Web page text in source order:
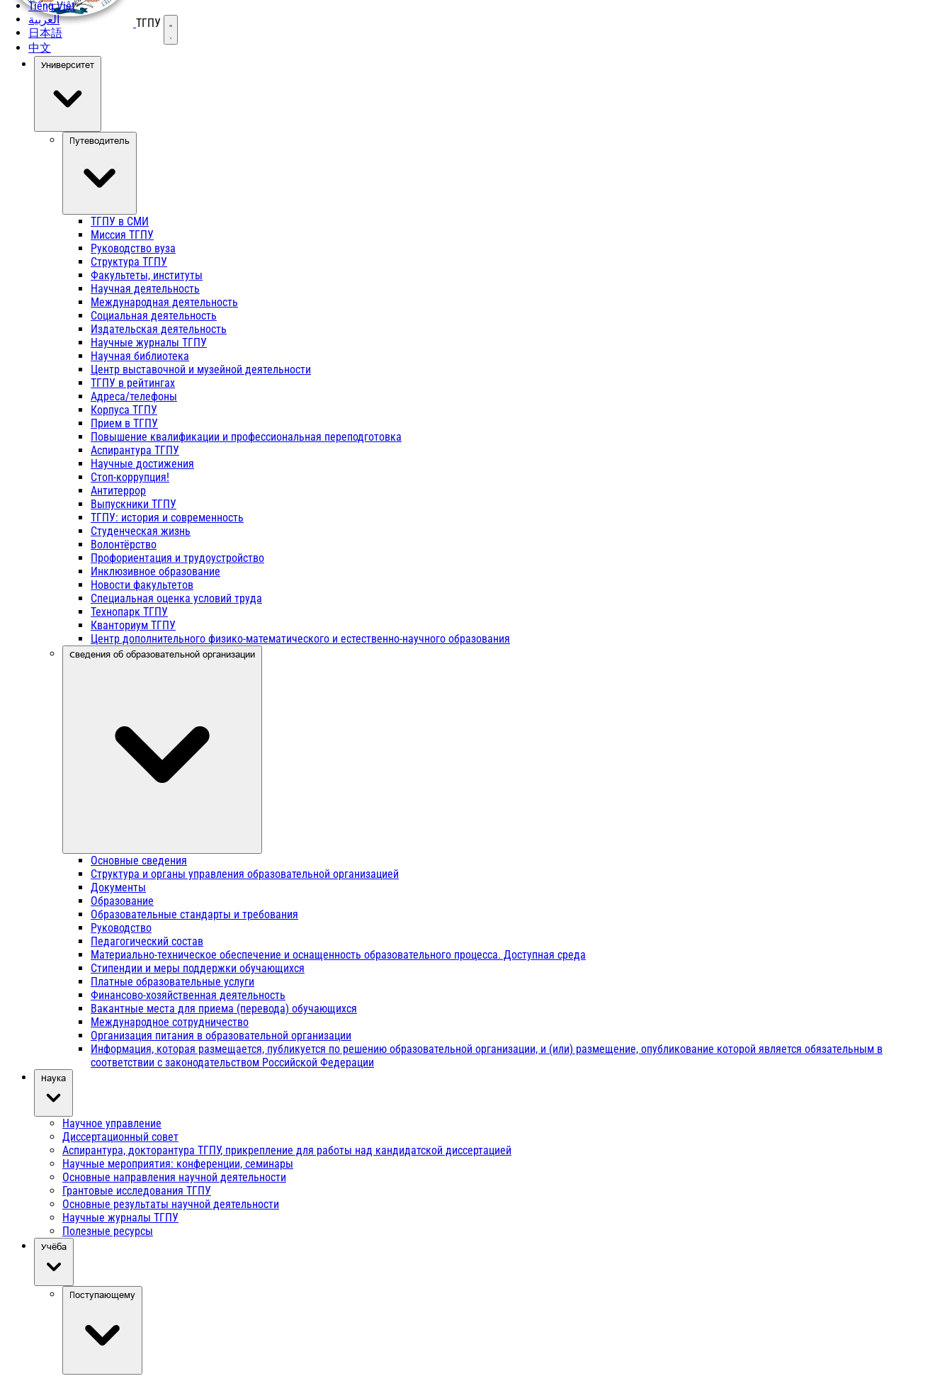
Tiếng Việt
العربية
日本語
中文
ТГПУ Открыть меню
Университет
Путеводитель
ТГПУ в СМИ
Миссия ТГПУ
Руководство вуза
Структура ТГПУ
Факультеты, институты
Научная деятельность
Международная деятельность
Социальная деятельность
Издательская деятельность
Научные журналы ТГПУ
Научная библиотека
Центр выставочной и музейной деятельности
ТГПУ в рейтингах
Адреса/телефоны
Корпуса ТГПУ
Прием в ТГПУ
Повышение квалификации и профессиональная переподготовка
Аспирантура ТГПУ
Научные достижения
Стоп-коррупция!
Антитеррор
Выпускники ТГПУ
ТГПУ: история и современность
Студенческая жизнь
Волонтёрство
Профориентация и трудоустройство
Инклюзивное образование
Новости факультетов
Специальная оценка условий труда
Технопарк ТГПУ
Кванториум ТГПУ
Центр дополнительного физико-математического и естественно-научного образования
Сведения об образовательной организации
Основные сведения
Структура и органы управления образовательной организацией
Документы
Образование
Образовательные стандарты и требования
Руководство
Педагогический состав
Материально-техническое обеспечение и оснащенность образовательного процесса. Доступная среда
Стипендии и меры поддержки обучающихся
Платные образовательные услуги
Финансово-хозяйственная деятельность
Вакантные места для приема (перевода) обучающихся
Международное сотрудничество
Организация питания в образовательной организации
Информация, которая размещается, публикуется по решению образовательной организации, и (или) размещение, опубликование которой является обязательным в
соответствии с законодательством Российской Федерации
Наука
Научное управление
Диссертационный совет
Аспирантура, докторантура ТГПУ, прикрепление для работы над кандидатской диссертацией
Научные мероприятия: конференции, семинары
Основные направления научной деятельности
Грантовые исследования ТГПУ
Основные результаты научной деятельности
Научные журналы ТГПУ
Полезные ресурсы
Учёба
Поступающему